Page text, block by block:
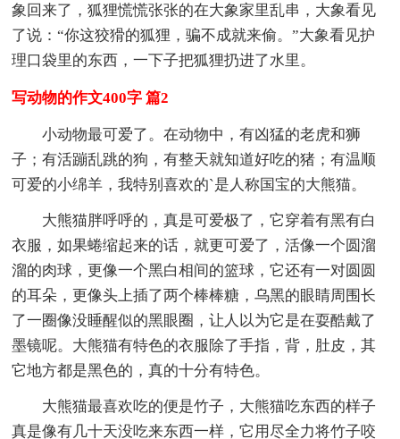
象回来了，狐狸慌慌张张的在大象家里乱串，大象看见
了说：“你这狡猾的狐狸，骗不成就来偷。”大象看见护
理口袋里的东西，一下子把狐狸扔进了水里。
写动物的作文400字 篇2
小动物最可爱了。在动物中，有凶猛的老虎和狮
子；有活蹦乱跳的狗，有整天就知道好吃的猪；有温顺
可爱的小绵羊，我特别喜欢的`是人称国宝的大熊猫。
大熊猫胖呼呼的，真是可爱极了，它穿着有黑有白
衣服，如果蜷缩起来的话，就更可爱了，活像一个圆溜
溜的肉球，更像一个黑白相间的篮球，它还有一对圆圆
的耳朵，更像头上插了两个棒棒糖，乌黑的眼睛周围长
了一圈像没睡醒似的黑眼圈，让人以为它是在耍酷戴了
墨镜呢。大熊猫有特色的衣服除了手指，背，肚皮，其
它地方都是黑色的，真的十分有特色。
大熊猫最喜欢吃的便是竹子，大熊猫吃东西的样子
真是像有几十天没吃来东西一样，它用尽全力将竹子咬